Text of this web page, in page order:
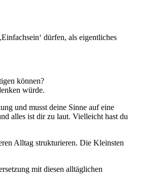
dürfen, als eigentliches
können?
würde.
und musst deine Sinne auf eine
alles ist dir zu laut. Vielleicht hast du
Alltag strukturieren. Die Kleinsten
mit diesen alltäglichen